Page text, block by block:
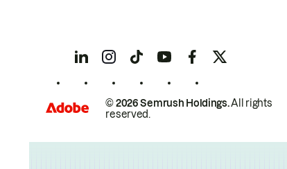
© 2026 Semrush Holdings.All rights
reserved.